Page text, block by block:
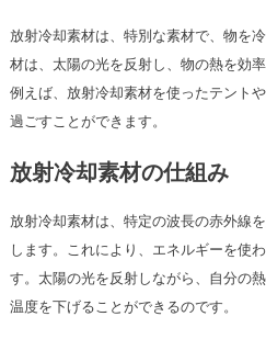
放射冷却素材は、特別な素材で、物を
材は、太陽の光を反射し、物の熱を効
例えば、放射冷却素材を使ったテント
過ごすことができます。
放射冷却素材の仕組み
放射冷却素材は、特定の波長の赤外線
します。これにより、エネルギーを使
す。太陽の光を反射しながら、自分の
温度を下げることができるのです。